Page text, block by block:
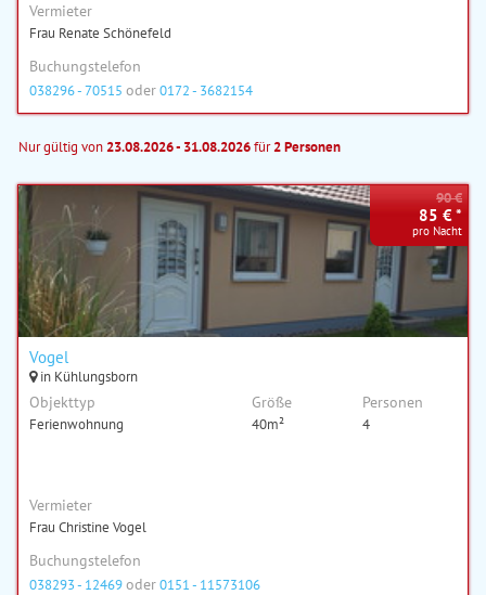
Vermieter
Frau Renate Schönefeld
Buchungstelefon
038296 - 70515 oder0172 - 3682154
Nur gültig von23.08.2026 - 31.08.2026für2 Personen
Vogel
in Kühlungsborn
Objekttyp
Ferienwohnung
Größe
40m²
Personen
4
90 €
85 € *
pro Nacht
Vermieter
Frau Christine Vogel
Buchungstelefon
038293 - 12469oder0151 - 11573106